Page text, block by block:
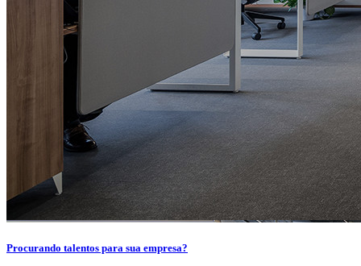
Procurando talentos para sua empresa?